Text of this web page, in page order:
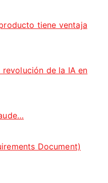
tiene ventaja
de la IA en
Document)